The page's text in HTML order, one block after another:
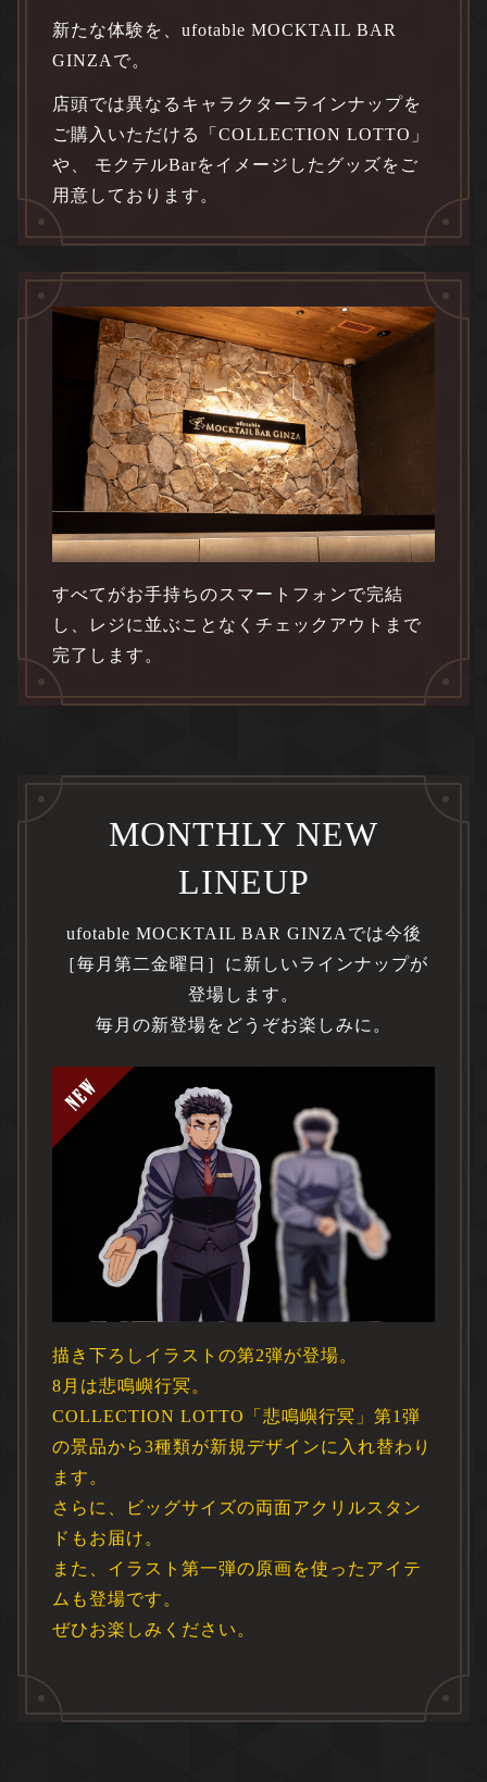
新たな体験を、ufotable MOCKTAIL BAR
GINZAで。
店頭では異なるキャラクターラインナップを
ご購入いただける「COLLECTION LOTTO」
や、 モクテルBarをイメージしたグッズをご
用意しております。
すべてがお手持ちのスマートフォンで完結
し、レジに並ぶことなくチェックアウトまで
完了します。
MONTHLY NEW
LINEUP
ufotable MOCKTAIL BAR GINZAでは今後
［毎月第二金曜日］に新しいラインナップが
登場します。
毎月の新登場をどうぞお楽しみに。
描き下ろしイラストの第2弾が登場。
8月は悲鳴嶼行冥。
COLLECTION LOTTO「悲鳴嶼行冥」第1弾
の景品から3種類が新規デザインに入れ替わり
ます。
さらに、ビッグサイズの両面アクリルスタン
ドもお届け。
また、イラスト第一弾の原画を使ったアイテ
ムも登場です。
ぜひお楽しみください。